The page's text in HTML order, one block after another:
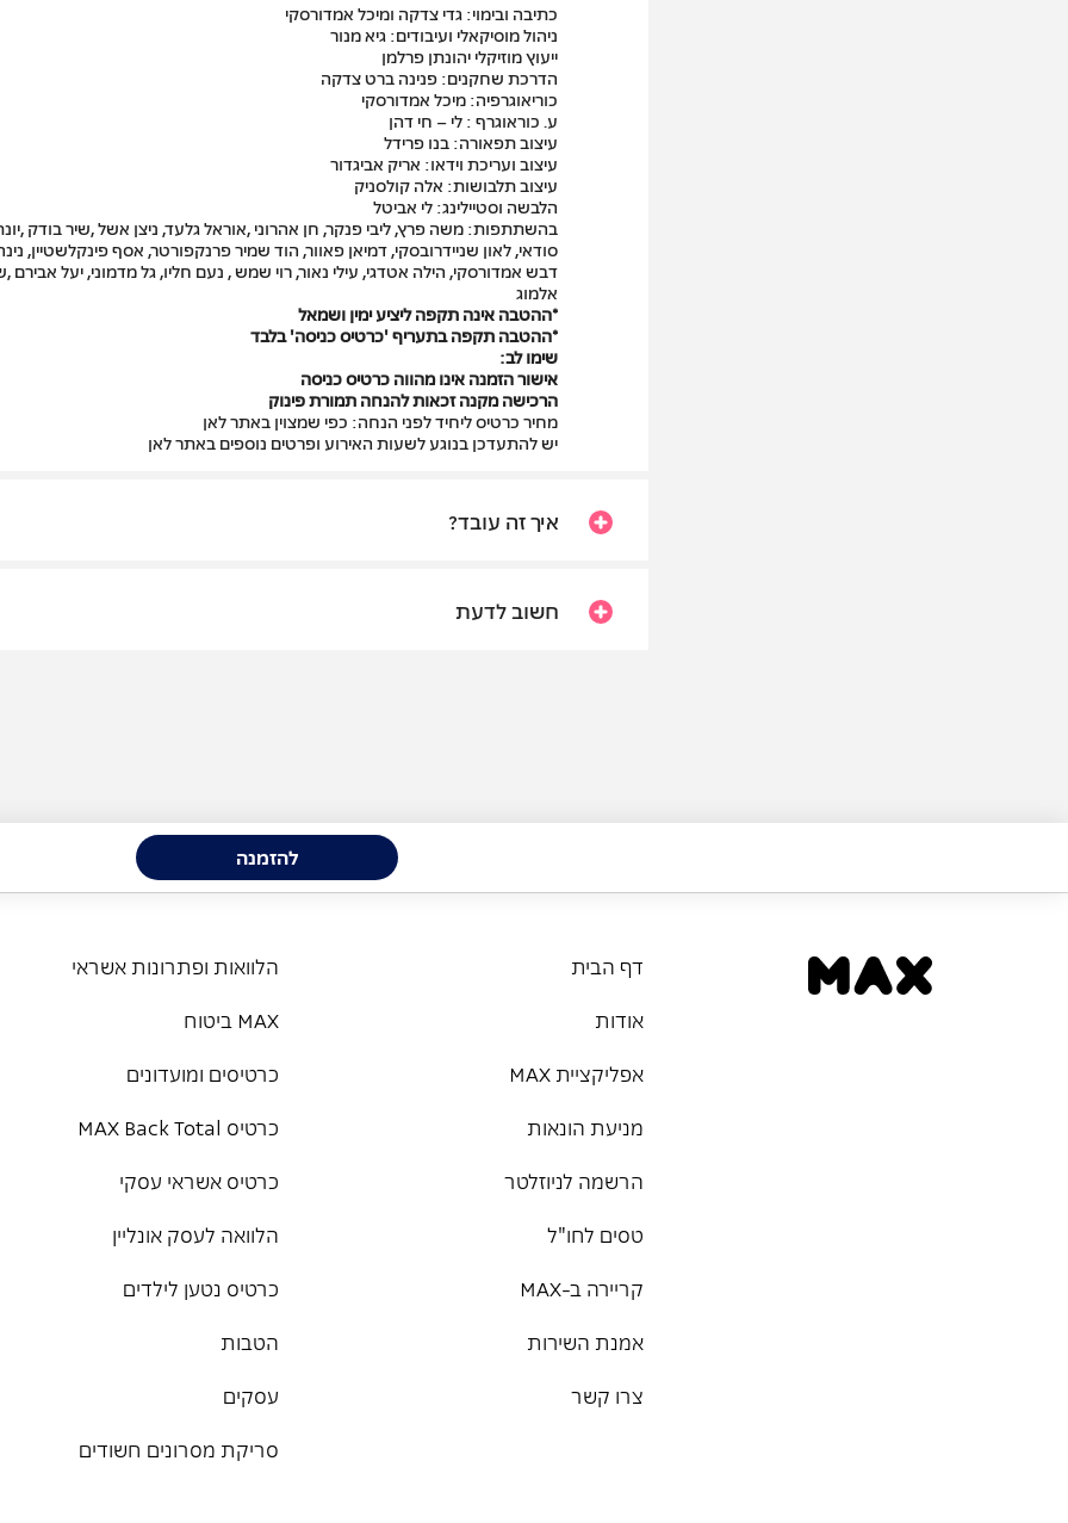
כתיבה ובימוי: גדי צדקה ומיכל אמדורסקי
ניהול מוסיקאלי ועיבודים: גיא מנור
ייעוץ מוזיקלי יהונתן פרלמן
הדרכת שחקנים: פנינה ברט צדקה
כוריאוגרפיה: מיכל אמדורסקי
ע. כוראוגרף : לי – חי דהן
עיצוב תפאורה: בנו פרידל
עיצוב ועריכת וידאו: אריק אביגדור
עיצוב תלבושות: אלה קולסניק
הלבשה וסטיילינג: לי אביטל
בהשתתפות: משה פרץ, ליבי פנקר, חן אהרוני ,אוראל גלעד, ניצן אשל ,שיר בודק
סודאי, לאון שניידרובסקי, דמיאן פאוור, הוד שמיר פרנקפורטר, אסף פינקלשטיין,
דבש אמדורסקי, הילה אטדגי, עילי נאור, רוי שמש , נעם חליו, גל מדמוני, יעל אבירם
אלמוג
*ההטבה אינה תקפה ליציע ימין ושמאל
*ההטבה תקפה בתעריף 'כרטיס כניסה' בלבד
שימו לב:
אישור הזמנה אינו מהווה כרטיס כניסה
הרכישה מקנה זכאות להנחה תמורת פינוק
מחיר כרטיס ליחיד לפני הנחה: כפי שמצוין באתר לאן
יש להתעדכן בנוגע לשעות האירוע ופרטים נוספים באתר לאן
איך זה עובד?
חשוב לדעת
להזמנה
דף הבית
אודות
אפליקציית MAX
מניעת הונאות
הרשמה לניוזלטר
טסים לחו"ל
קריירה ב-MAX
אמנת השירות
צרו קשר
הלוואות ופתרונות אשראי
MAX ביטוח
כרטיסים ומועדונים
כרטיס MAX Back Total
כרטיס אשראי עסקי
הלוואה לעסק אונליין
כרטיס נטען לילדים
הטבות
עסקים
סריקת מסרונים חשודים